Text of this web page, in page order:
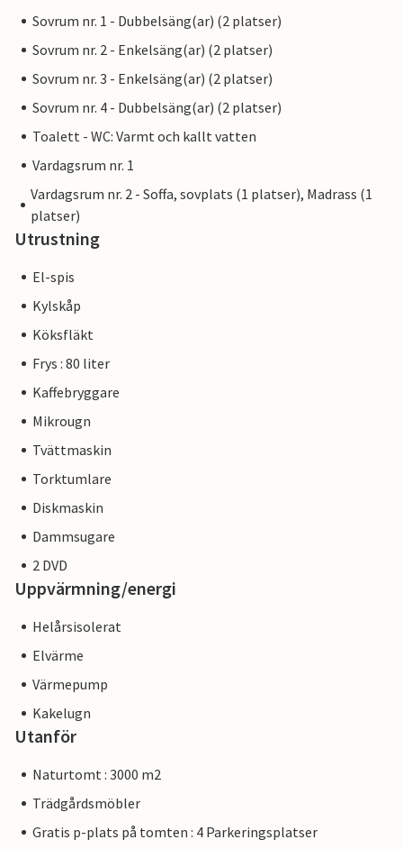
Sovrum nr. 1 - Dubbelsäng(ar) (2 platser)
Sovrum nr. 2 - Enkelsäng(ar) (2 platser)
Sovrum nr. 3 - Enkelsäng(ar) (2 platser)
Sovrum nr. 4 - Dubbelsäng(ar) (2 platser)
Toalett - WC: Varmt och kallt vatten
Vardagsrum nr. 1
Vardagsrum nr. 2 - Soffa, sovplats (1 platser), Madrass (1
platser)
Utrustning
El-spis
Kylskåp
Köksfläkt
Frys : 80 liter
Kaffebryggare
Mikrougn
Tvättmaskin
Torktumlare
Diskmaskin
Dammsugare
2 DVD
Uppvärmning/energi
Helårsisolerat
Elvärme
Värmepump
Kakelugn
Utanför
Naturtomt : 3000 m2
Trädgårdsmöbler
Gratis p-plats på tomten : 4 Parkeringsplatser